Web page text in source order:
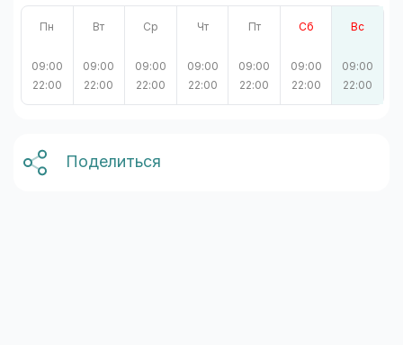
Пн
09:00
22:00
Вт
09:00
22:00
Ср
09:00
22:00
Чт
09:00
22:00
Пт
09:00
22:00
Сб
09:00
22:00
Вс
09:00
22:00
Поделиться